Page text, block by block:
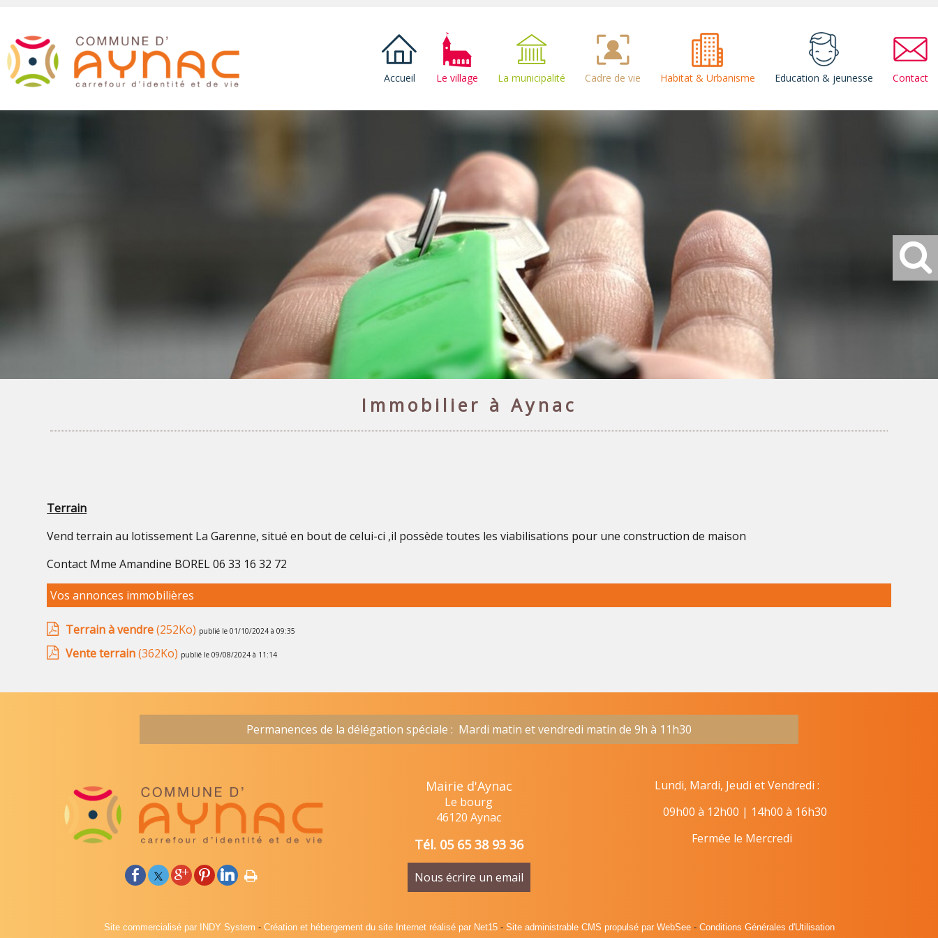
Accueil Le village La municipalité Cadre de vie Habitat & Urbanisme Education & jeunesse Contact
Immobilier à Aynac
Terrain
Vend terrain au lotissement La Garenne, situé en bout de celui-ci ,il possède toutes les viabilisations pour une construction de maison
Contact Mme Amandine BOREL 06 33 16 32 72
Vos annonces immobilières
Terrain à vendre(252Ko) publié le 01/10/2024 à 09:35
Vente terrain(362Ko) publié le 09/08/2024 à 11:14
Permanences de la délégation spéciale : Mardi matin et vendredi matin de 9h à 11h30
Mairie d'Aynac
Le bourg
46120 Aynac
Tél. 05 65 38 93 36
Nous écrire un email
Lundi, Mardi, Jeudi et Vendredi :
09h00 à 12h00 | 14h00 à 16h30
Fermée le Mercredi
Site commercialisé par INDY System - Création et hébergement du site Internet réalisé par Net15- Site administrable CMS propulsé par WebSee- Conditions Générales d'Utilisation